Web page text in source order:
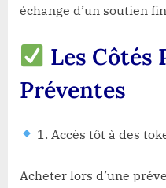
échange d’un soutien
Les Côtés
Préventes
1. Accès tôt à des
Acheter lors d’une